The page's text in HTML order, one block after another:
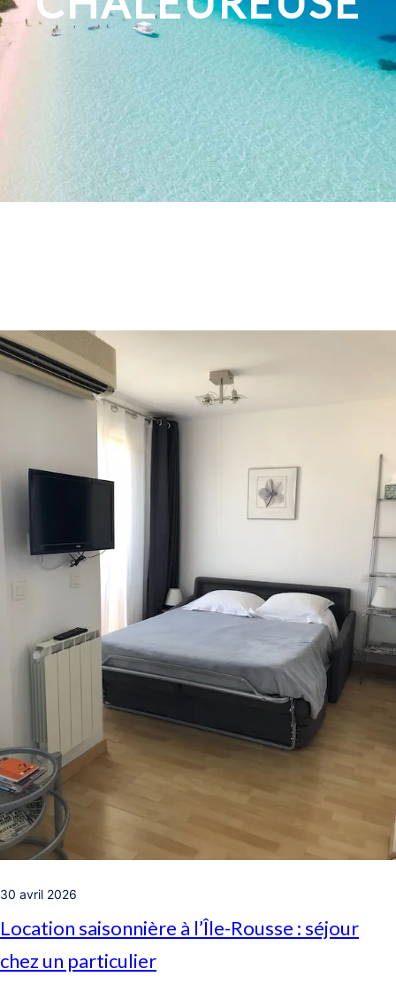
30 avril 2026
Location saisonnière à l’Île-Rousse : séjour
chez un particulier